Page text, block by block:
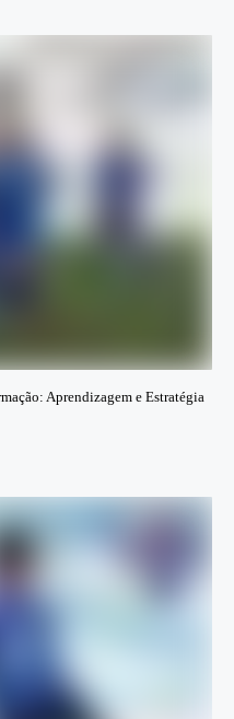
Aprendizagem e Estratégia